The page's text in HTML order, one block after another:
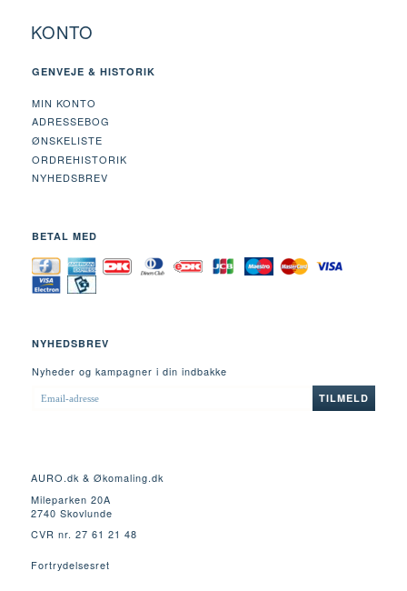
KONTO
GENVEJE & HISTORIK
MIN KONTO
ADRESSEBOG
ØNSKELISTE
ORDREHISTORIK
NYHEDSBREV
BETAL MED
NYHEDSBREV
Nyheder og kampagner i din indbakke
EMAIL-
ADRESSE
TILMELD
AURO.dk & Økomaling.dk
Mileparken 20A
2740 Skovlunde
CVR nr. 27 61 21 48
Fortrydelsesret